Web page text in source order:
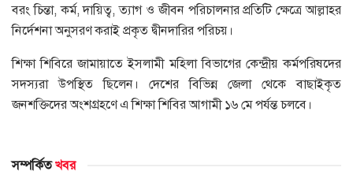
বরং চিন্তা, কর্ম, দায়িত্ব, ত্যাগ ও জীবন পরিচালনার প্রতিটি ক্ষেত্রে আল্লাহর
নির্দেশনা অনুসরণ করাই প্রকৃত দ্বীনদারির পরিচয়।
শিক্ষা শিবিরে জামায়াতে ইসলামী মহিলা বিভাগের কেন্দ্রীয় কর্মপরিষদের
সদস্যরা উপস্থিত ছিলেন। দেশের বিভিন্ন জেলা থেকে বাছাইকৃত
জনশক্তিদের অংশগ্রহণে এ শিক্ষা শিবির আগামী ১৬ মে পর্যন্ত চলবে।
সম্পর্কিতখবর